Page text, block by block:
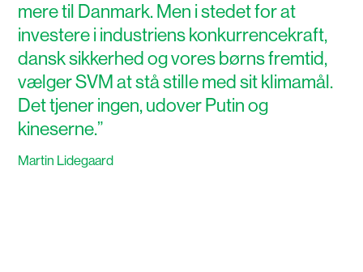
mere til Danmark. Men i stedet for at
investere i industriens konkurrencekraft,
dansk sikkerhed og vores børns fremtid,
vælger SVM at stå stille med sit klimamål.
Det tjener ingen, udover Putin og
kineserne.”
Martin Lidegaard